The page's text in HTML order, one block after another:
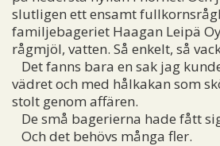
slutligen ett ensamt
familjebageriet Haagan Leipä
rågmjöl, vatten. Så enkelt, så
Det fanns bara en sak jag
vädret och med hålkakan som
stolt genom affären.
De små bagerierna hade fått
Och det behövs många fler.